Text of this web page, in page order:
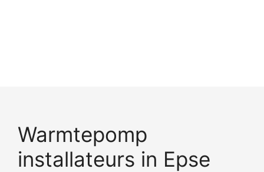
Warmtepomp
installateurs in Epse